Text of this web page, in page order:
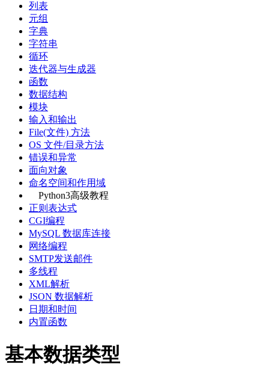
列表
元组
字典
字符串
循环
迭代器与生成器
函数
数据结构
模块
输入和输出
File(文件) 方法
OS 文件/目录方法
错误和异常
面向对象
命名空间和作用域
Python3高级教程
正则表达式
CGI编程
MySQL 数据库连接
网络编程
SMTP发送邮件
多线程
XML解析
JSON 数据解析
日期和时间
内置函数
基本数据类型